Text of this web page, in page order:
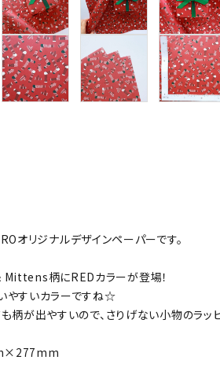
オリジナルデザインペーパーです。
柄にREDカラーが登場！
やすいカラーですね☆
も柄が出やすいので、さりげない小物のラッ